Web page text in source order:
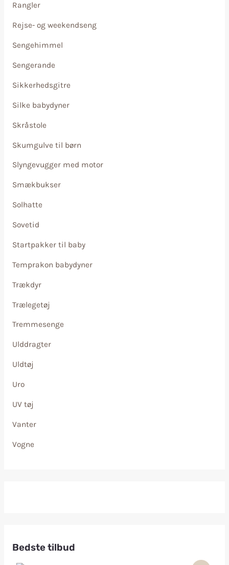
Rangler
Rejse- og weekendseng
Sengehimmel
Sengerande
Sikkerhedsgitre
Silke babydyner
Skråstole
Skumgulve til børn
Slyngevugger med motor
Smækbukser
Solhatte
Sovetid
Startpakker til baby
Temprakon babydyner
Trækdyr
Trælegetøj
Tremmesenge
Ulddragter
Uldtøj
Uro
UV tøj
Vanter
Vogne
Bedste tilbud